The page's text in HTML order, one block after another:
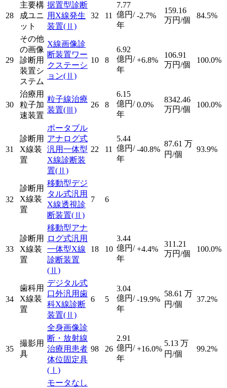
28
主要構
成ユニ
ット
据置型診断
用X線発生
装置(Ⅱ)
32 11
7.77
億円/
年
-2.7%
159.16
万円/個
84.5%
29
その他
の画像
診断用
装置シ
ステム
X線画像診
断装置ワー
クステーシ
ョン(Ⅱ)
10 8
6.92
億円/
年
+6.8%
106.91
万円/個
100.0%
30
治療用
粒子加
速装置
粒子線治療
装置(Ⅲ)
26 8
6.15
億円/
年
0.0%
8342.46
万円/個
100.0%
31
診断用
X線装
置
ポータブル
アナログ式
汎用一体型
X線診断装
置(Ⅱ)
22 11
5.44
億円/
年
-40.8%
87.61 万
円/個
93.9%
32
診断用
X線装
置
移動型デジ
タル式汎用
X線透視診
断装置(Ⅱ)
7 6
33
診断用
X線装
置
移動型アナ
ログ式汎用
一体型X線
診断装置
(Ⅱ)
18 10
3.44
億円/
年
+4.4%
311.21
万円/個
100.0%
34
歯科用
X線装
置
デジタル式
口外汎用歯
科X線診断
装置(Ⅱ)
6 5
3.04
億円/
年
-19.9%
58.61 万
円/個
37.2%
35
撮影用
具
全身画像診
断・放射線
治療用患者
体位固定具
(Ⅰ)
98 26
2.91
億円/
年
+16.0%
5.13 万
円/個
99.2%
モータなし